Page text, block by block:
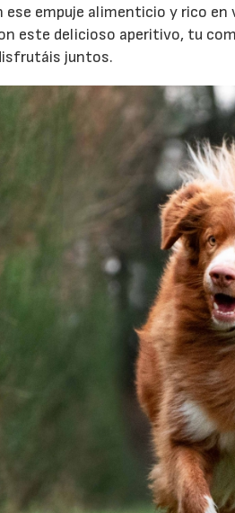
empuje alimenticio y rico
este delicioso aperitivo, tu
juntos.